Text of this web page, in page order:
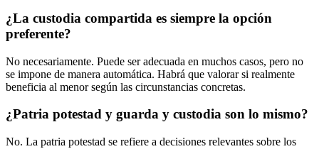
¿La custodia compartida es siempre la opción
preferente?
No necesariamente. Puede ser adecuada en muchos casos, pero no
se impone de manera automática. Habrá que valorar si realmente
beneficia al menor según las circunstancias concretas.
¿Patria potestad y guarda y custodia son lo mismo?
No. La patria potestad se refiere a decisiones relevantes sobre los